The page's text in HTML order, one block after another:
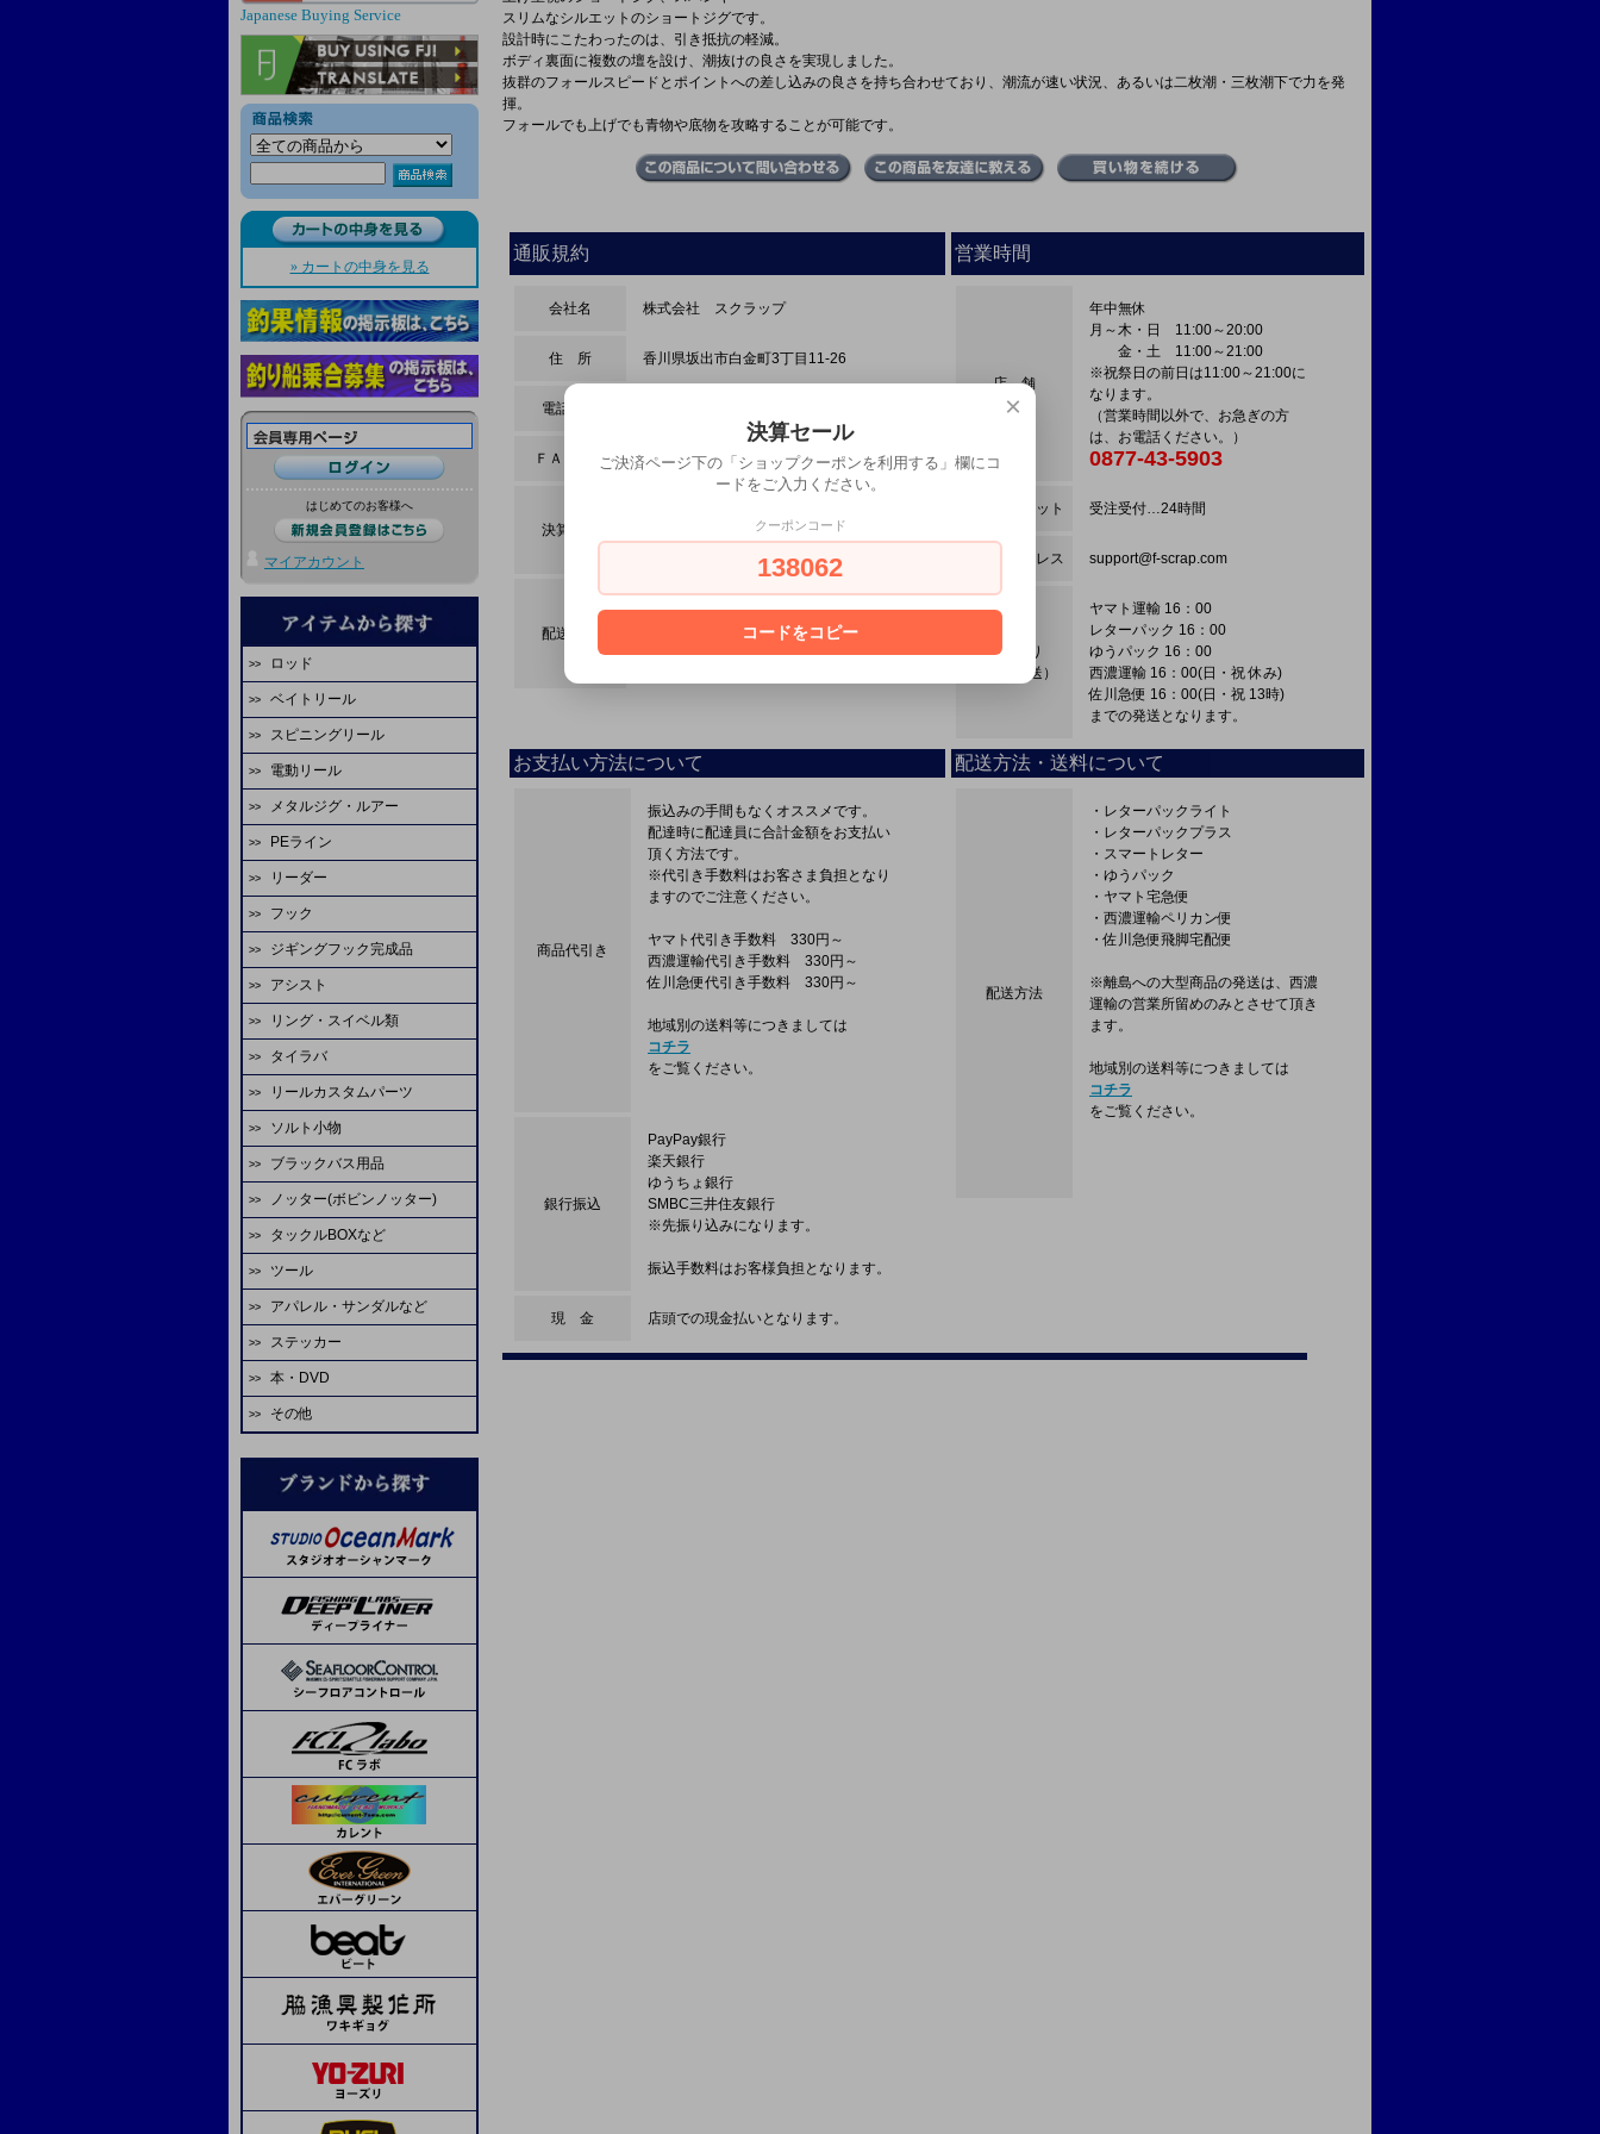
Japanese Buying Service
» カートの中身を見る
はじめてのお客様へ
マイアカウント
ロッド
エバーグリーン
ディープライナー
ビート
オーシャンフリーク
ジャッカル
ピュアテック
天龍
ヤマガブランクス
シマノ
がまかつ
ゼスタ
ゼニス
テイルウォーク
アブガルシア
エイテック
バレーヒル
ゴールデンミーン
パームス
ジャンキーワークス
ダイワ
剛樹
リップル
APIA
メジャークラフト
オリムピック
レスターファイン
タカ産業
メガバス
下田漁具
ベーシックギア
オリムピック
ブルーニングハーツ
クレイジーオーシャン
ASS
ベイトリール
ダイワ
シマノ
エバーグリーン
スタジオオーシャンマーク
マーフィックス
アリゲーター技研
ディープライナー
オクマ
アブガルシア
テイルウォーク
アルファタックス
グローブライド
エイテック
オーシャンフリークス
マクセル
ミヒロ精機
アベットリール
レスターファイン
オプション
スピニングリール
ダイワ
シマノ
アピア
アブガルシア
エイテック
テイルウォーク
電動リール
ダイワ
シマノ
ミヤエポック
tail walk
備品
メタルジグ・ルアー
ディープライナー
シーフロアコントロール
FCラボ
カレント
K-craft
山ジグ
ビート
CB ONE
uroco
REALS
EDUCE
枝豆じぐ
Lots Of Art
ブルーブルー
脇漁具
ヨーヅリ
デュエル
ランブルベイト
ピエールジグ
ジャッカル
K-FLAT
海遊少年
ima
クレイジーオーシャン
ダミキジャパン
ゼスタ
ソルトウォーターボーイズ
ASSジグ
PEライン
ファイヤーライン
シマノ
デプスハンター
サンライン
YGKよつあみ
ゴーセン
ダイワ
A-TEC
モーリス
メジャークラフト
ヤマトヨ
バリバス
ラインコート類
リーダー
YGKよつあみ
シーガー
サンライン
がまかつ
バレーヒル
ASS
オーナー
プロセレ
VARIVAS
ゴーセン
ネイチャーボーイズ
下田漁具
フック
シーフロアコントロール
ASS
ダイワ
シャウト
odz
カツイチ
ヴァンフック
ゴーへ
がまかつ
オーナー
スティンガー
コアマン
ネイヤーボーイズ
SFC
beat
ティクト
ハヤブサ
オーシャンフリーク
タコ用針
ミヤマエ
フィネス
下田漁具
CB ONE
MCワークス
ジャッカル
スタジオオーシャンマーク
ジギングフック完成品
スクラップオリジナル
シーフロアコントロール
ASS
デコイ
オーナー
シャウト
ヤマイ
クレイジーオーシャン
ジャスティス
剣屋
がまかつ
シマノ
ヴァンフック
ゼスタ
SOM
ステキ針
ネイチャーボーイズ
アシスト工房
CB ONE
ハヤブサ
beat
オーシャンフリーク
フィネス
リブレ
コモジグ
タカ産業
ゴーへ
アシスト
ASS
オーナー
シャウト
ゴーセン
大洋
ヤマトヨ
がまかつ
YGKよつあみ
ダイワ
ヤマイ
フィッシングファイターズ
糸・チューブ
ヴァンフック
UOSO
デコイ
サンライン
リング・スイベル類
シーフロアコントロール
HOT'S
odz
がまかつ
WaterLand
ゼスタ
スタジオオーシャンマーク
ヤリエ
オーナー
ASS
B.Rig's
エヌティスイベル
フィッシングファイターズ
ボーズレス
ボウズ
デコイ
タカ産業
CB ONE
Boggy
下田漁具
エバーグリーン
ミヤマエ
ヤマシタ
セイカイコレクション
ヴァンフック
タイラバ
ハヤブサ
ジャッカル
ダイワ
シマノ
SEAFLOORCONTROL
がまかつ
ライズジャパン
ソルトウォーターボーイズ
reins（スペアパーツ）
ラバーパーツ
スペアフック
リールカスタムパーツ
スタジオオーシャンマーク
エバーグリーン
LIVRE
ソルトウォーターボーイズ
シマノ
マーフィックスパーツ
SPI ミゾハン
オーシャンフリークス
コーモラン
ティクト
ABU
コーモラン
トライアル
シーフロアコントロール
Avail
ディープライナー
ソウルズ
ドロップカスタム
エイテック
グリス・オイル
ソルト小物
タコベイト
ジグヘッド
ソルトワーム
サビキ
IKA
蛸
ブラックバス用品
淡水ロッド
淡水リール
バスルアー・ワーム
バス用フック
バス用ライン
ノッター(ボビンノッター)
タックルBOXなど
ツール
アパレル・サンダルなど
ステッカー
本・DVD
その他
スリムなシルエットのショートジグです。
設計時にこたわったのは、引き抵抗の軽減。
ボディ裏面に複数の壇を設け、潮抜けの良さを実現しました。
抜群のフォールスピードとポイントへの差し込みの良さを持ち合わせており、潮流が速い状況、あるいは二枚潮・三枚潮下で力を発
揮。
フォールでも上げでも青物や底物を攻略することが可能です。
通販規約 営業時間
会社名 株式会社 スクラップ
住 所 香川県坂出市白金町3丁目11-26
電話番号
ＦＡＸ番号 0877-43-5908
決算方法
クロネコwebコレクト・ペイパル
配送方法
レターパック・ゆうパック
西濃運輸・佐川急便
店 舗
年中無休
月～木・日 11:00～20:00
金・土 11:00～21:00
※祝祭日の前日は11:00～21:00に
なります。
（営業時間以外で、お急ぎの方
は、お電話ください。）
0877-43-5903
インターネット 受注受付…24時間
メールアドレス support@f-scrap.com
締め切り
（当日発送）
ヤマト運輸 16：00
レターパック 16：00
ゆうパック 16：00
西濃運輸 16：00(日・祝 休み)
佐川急便 16：00(日・祝 13時)
までの発送となります。
お支払い方法について 配送方法・送料について
商品代引き
振込みの手間もなくオススメです。
配達時に配達員に合計金額をお支払い
頂く方法です。
※代引き手数料はお客さま負担となり
ますのでご注意ください。
ヤマト代引き手数料 330円～
西濃運輸代引き手数料 330円～
佐川急便代引き手数料 330円～
地域別の送料等につきましては
コチラ
をご覧ください。
銀行振込
PayPay銀行
楽天銀行
ゆうちょ銀行
SMBC三井住友銀行
※先振り込みになります。
振込手数料はお客様負担となります。
現 金 店頭での現金払いとなります。
配送方法
・レターパックライト
・レターパックプラス
・スマートレター
・ゆうパック
・ヤマト宅急便
・西濃運輸ペリカン便
・佐川急便飛脚宅配便
※離島への大型商品の発送は、西濃
運輸の営業所留めのみとさせて頂き
ます。
地域別の送料等につきましては
コチラ
をご覧ください。
×
決算セール
ご決済ページ下の「ショップクーポンを利用する」欄にコ
ードをご入力ください。
クーポンコード
138062
コードをコピー